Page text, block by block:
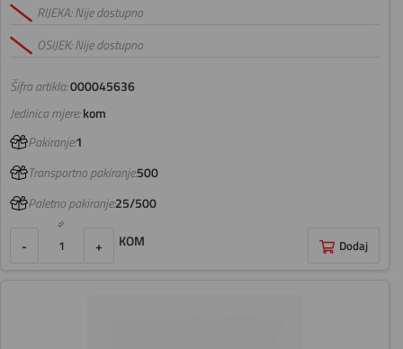
Šifra artikla:000045636
RIJEKA: Nije dostupno
OSIJEK: Nije dostupno
Jedinica mjere:kom
Pakiranje:1
Transportno pakiranje:500
Paletno pakiranje:25/500
- + KOM Dodaj